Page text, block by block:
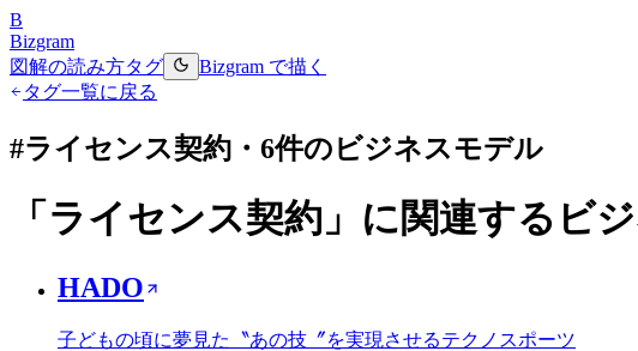
B
Bizgram
図解の読み方タグ
Bizgram で描く
タグ一覧に戻る
#ライセンス契約 ・ 6件のビジネスモデル
「 ライセンス契約 」に関連するビ
HADO
子どもの頃に夢見た〝あの技〞を実現させるテクノスポーツ